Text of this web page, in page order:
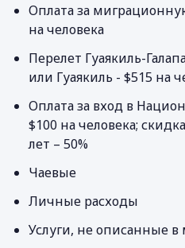
Оплата за
на человека
Перелет Гуаякиль-
или Гуаякиль - $515 на
Оплата за вход в
$100 на человека;
лет – 50%
Чаевые
Личные расходы
Услуги, не описанные